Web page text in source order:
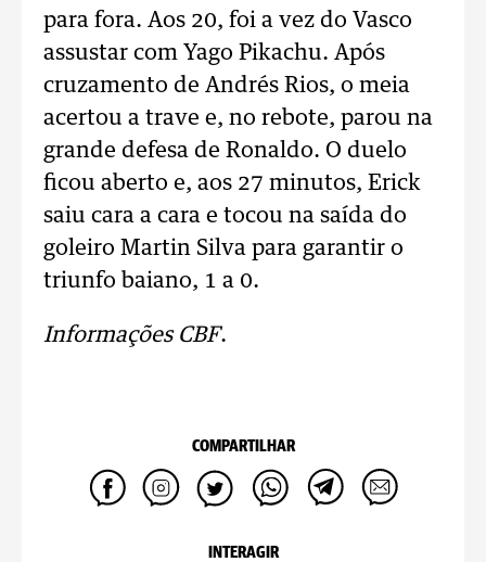
para fora. Aos 20, foi a vez do Vasco
assustar com Yago Pikachu. Após
cruzamento de Andrés Rios, o meia
acertou a trave e, no rebote, parou na
grande defesa de Ronaldo. O duelo
ficou aberto e, aos 27 minutos, Erick
saiu cara a cara e tocou na saída do
goleiro Martin Silva para garantir o
triunfo baiano, 1 a 0.
Informações CBF.
COMPARTILHAR
INTERAGIR